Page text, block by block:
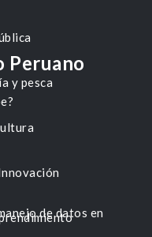
y pesca
Peruano
de datos en